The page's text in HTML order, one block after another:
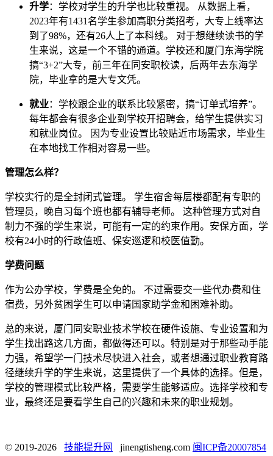
升学：学校对学生的升学也比较重视。 从数据上看，
2023年有1431名学生参加高职分类招考，大专上线率达
到了98%，还有26人上了本科线。 对于想继续读书的学
生来说，这是一个不错的通道。学校还和厦门东海学院
搞“3+2”大专，前三年在同安职校读，后两年去东海学
院，毕业拿的是大专文凭。
就业：学校跟企业的联系比较紧密，搞“订单式培养”。
每年都会有很多企业到学校开招聘会，给学生提供实习
和就业岗位。 因为专业设置比较贴近市场需求，毕业生
在本地找工作相对容易一些。
管理怎么样？
学校实行的是全封闭式管理。 学生宿舍每层楼都配有专职的
管理员，晚自习每个班也都有辅导老师。 这种管理方式对自
制力不强的学生来说，可能有一定的约束作用。安保方面，学
校有24小时的行政值班、保安巡逻和校医值勤。
学费问题
作为公办学校，学费是全免的。 不过需要交一些代办费和住
宿费，另外贫困学生可以申请国家助学金和困难补助。
总的来说，厦门同安职业技术学校在硬件设施、专业设置和为
学生找出路这几方面，都做得还可以。特别是对于那些动手能
力强，希望学一门技术尽快进入社会，或者想通过职业教育路
径继续升学的学生来说，这里提供了一个具体的选择。但是，
学校的管理模式比较严格，需要学生能够适应。选择学校和专
业，最终还是要看学生自己的兴趣和未来的职业规划。
© 2019-2026 技能提升网 jinengtisheng.com 闽ICP备20007854